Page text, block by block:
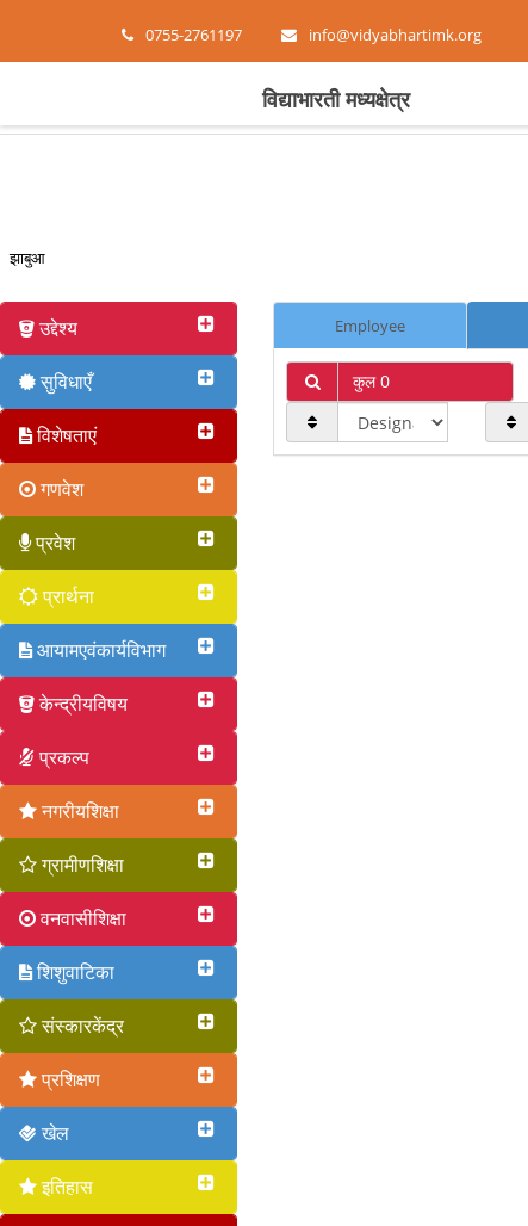
0755-2761197 info@vidyabhartimk.org
विद्याभारती मध्यक्षेत्र
झाबुआ
उद्देश्य
सुविधाएँ
विशेषताएं
गणवेश
प्रवेश
प्रार्थना
आयामएवंकार्यविभाग
केन्द्रीयविषय
प्रकल्प
नगरीयशिक्षा
ग्रामीणशिक्षा
वनवासीशिक्षा
शिशुवाटिका
संस्कारकेंद्र
प्रशिक्षण
खेल
इतिहास
Employee
कुल 0